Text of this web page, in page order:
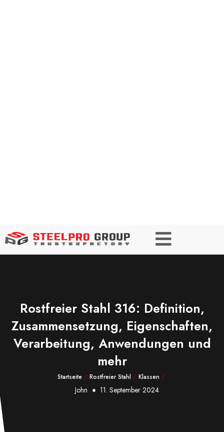
Rostfreier Stahl 316: Definition,
Zusammensetzung, Eigenschaften,
Verarbeitung, Anwendungen und
mehr
Startseite/ Rostfreier Stahl / Klassen /
John 11. September 2024